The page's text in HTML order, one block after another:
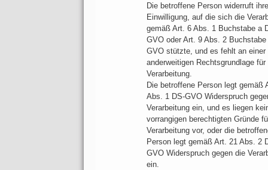
Die betroffene Person widerruft ihre
Einwilligung, auf die sich die
gemäß Art. 6 Abs. 1 Buchstabe a
GVO oder Art. 9 Abs. 2 Buchstabe
GVO stützte, und es fehlt an einer
anderweitigen Rechtsgrundlage für
Verarbeitung.
Die betroffene Person legt gemäß
Abs. 1 DS-GVO Widerspruch
Verarbeitung ein, und es liegen
vorrangigen berechtigten Gründe
Verarbeitung vor, oder die
Person legt gemäß Art. 21 Abs. 2
GVO Widerspruch gegen die
ein.